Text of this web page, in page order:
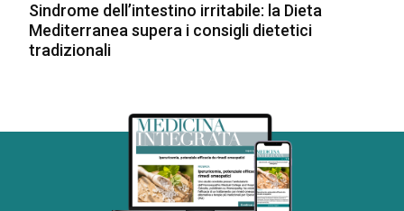
Sindrome dell’intestino irritabile: la Dieta
Mediterranea supera i consigli dietetici
tradizionali